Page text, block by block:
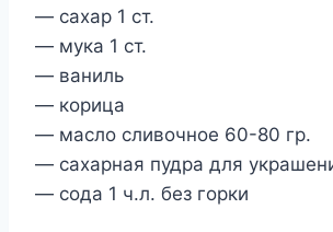
— сахар 1 ст.
— мука 1 ст.
— ваниль
— корица
— масло сливочное 60-80 гр.
— сахарная пудра для
— сода 1 ч.л. без горки